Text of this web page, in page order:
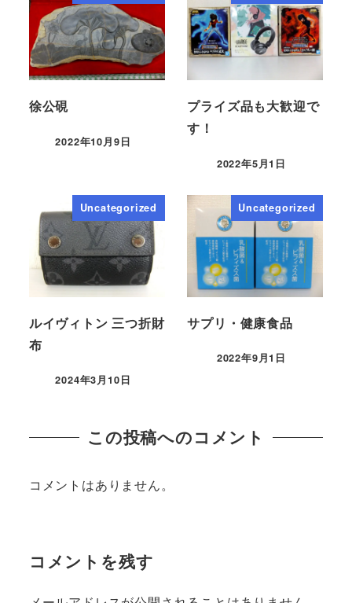
徐公硯
2022年10月9日
プライズ品も大歓迎で
す！
2022年5月1日
Uncategorized
ルイヴィトン 三つ折財
布
2024年3月10日
Uncategorized
サプリ・健康食品
2022年9月1日
この投稿へのコメント
コメントはありません。
コメントを残す